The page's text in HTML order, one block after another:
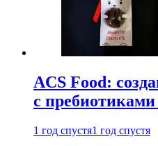
ACS Food:
с
1 год спустя1 год спустя